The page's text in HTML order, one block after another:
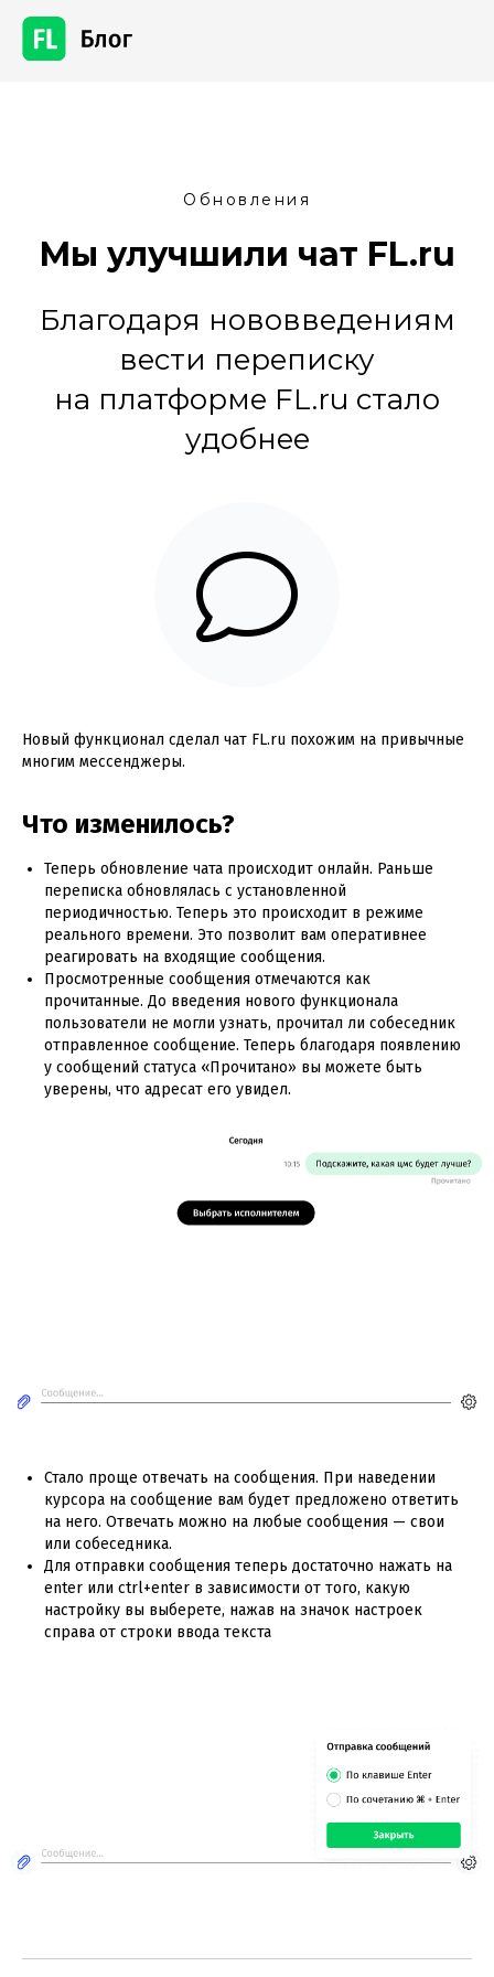
Обновления
Мы улучшили чат FL.ru
Благодаря нововведениям
вести переписку
на платформе FL.ru стало
удобнее
Новый функционал сделал чат FL.ru похожим на привычные
многим мессенджеры.
Что изменилось?
Теперь обновление чата происходит онлайн. Раньше
переписка обновлялась с установленной
периодичностью. Теперь это происходит в режиме
реального времени. Это позволит вам оперативнее
реагировать на входящие сообщения.
Просмотренные сообщения отмечаются как
прочитанные. До введения нового функционала
пользователи не могли узнать, прочитал ли собеседник
отправленное сообщение. Теперь благодаря появлению
у сообщений статуса «Прочитано» вы можете быть
уверены, что адресат его увидел.
Стало проще отвечать на сообщения. При наведении
курсора на сообщение вам будет предложено ответить
на него. Отвечать можно на любые сообщения — свои
или собеседника.
Для отправки сообщения теперь достаточно нажать на
enter или ctrl+enter в зависимости от того, какую
настройку вы выберете, нажав на значок настроек
справа от строки ввода текста